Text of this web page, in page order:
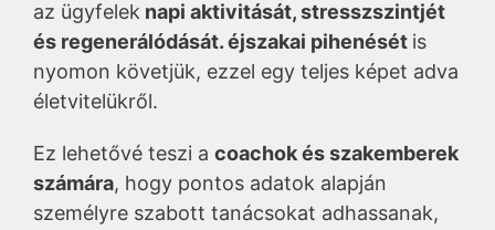
az ügyfelek napi aktivitását, stresszszintjét
és regenerálódását. éjszakai pihenését is
nyomon követjük, ezzel egy teljes képet adva
életvitelükről.
Ez lehetővé teszi a coachok és szakemberek
számára, hogy pontos adatok alapján
személyre szabott tanácsokat adhassanak,